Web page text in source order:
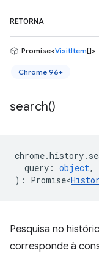
RETORNA
Promise<VisitItem[]>
Chrome 96+
search()
chrome.history.
query : object,
) : Promise<
Pesquisa no
corresponde à